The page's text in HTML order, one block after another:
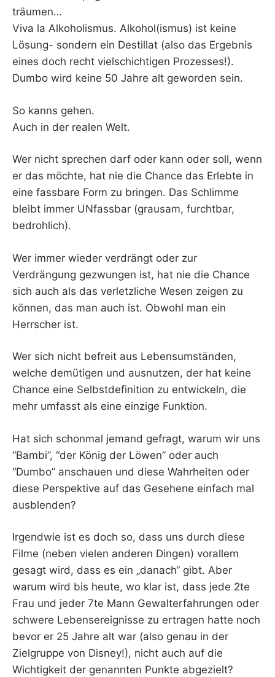
träumen…
Viva la Alkoholismus. Alkohol(ismus) ist keine
Lösung- sondern ein Destillat (also das Ergebnis
eines doch recht vielschichtigen Prozesses!).
Dumbo wird keine 50 Jahre alt geworden sein.
So kanns gehen.
Auch in der realen Welt.
Wer nicht sprechen darf oder kann oder soll, wenn
er das möchte, hat nie die Chance das Erlebte in
eine fassbare Form zu bringen. Das Schlimme
bleibt immer UNfassbar (grausam, furchtbar,
bedrohlich).
Wer immer wieder verdrängt oder zur
Verdrängung gezwungen ist, hat nie die Chance
sich auch als das verletzliche Wesen zeigen zu
können, das man auch ist. Obwohl man ein
Herrscher ist.
Wer sich nicht befreit aus Lebensumständen,
welche demütigen und ausnutzen, der hat keine
Chance eine Selbstdefinition zu entwickeln, die
mehr umfasst als eine einzige Funktion.
Hat sich schonmal jemand gefragt, warum wir uns
“Bambi”, “der König der Löwen” oder auch
“Dumbo” anschauen und diese Wahrheiten oder
diese Perspektive auf das Gesehene einfach mal
ausblenden?
Irgendwie ist es doch so, dass uns durch diese
Filme (neben vielen anderen Dingen) vorallem
gesagt wird, dass es ein „danach“ gibt. Aber
warum wird bis heute, wo klar ist, dass jede 2te
Frau und jeder 7te Mann Gewalterfahrungen oder
schwere Lebensereignisse zu ertragen hatte noch
bevor er 25 Jahre alt war (also genau in der
Zielgruppe von Disney!), nicht auch auf die
Wichtigkeit der genannten Punkte abgezielt?